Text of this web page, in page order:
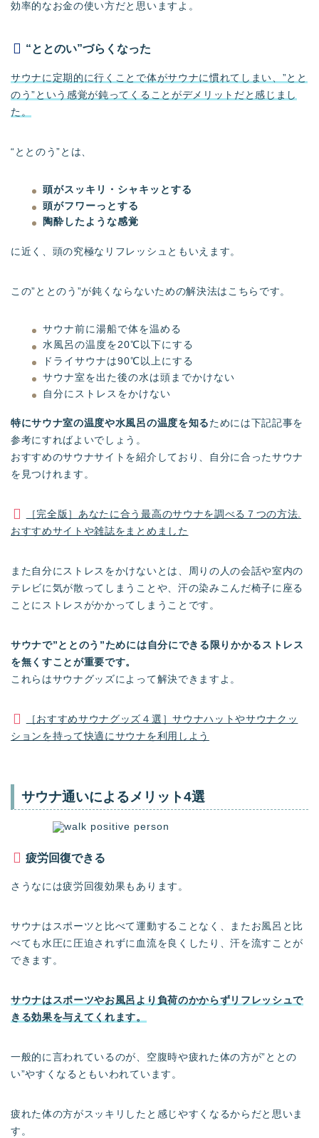
効率的なお金の使い方だと思いますよ。
“ととのい”づらくなった
サウナに定期的に行くことで体がサウナに慣れてしまい、”とと
のう”という感覚が鈍ってくることがデメリットだと感じまし
た。
“ととのう”とは、
頭がスッキリ・シャキッとする
頭がフワーっとする
陶酔したような感覚
に近く、頭の究極なリフレッシュともいえます。
この”ととのう”が鈍くならないための解決法はこちらです。
サウナ前に湯船で体を温める
水風呂の温度を20℃以下にする
ドライサウナは90℃以上にする
サウナ室を出た後の水は頭までかけない
自分にストレスをかけない
特にサウナ室の温度や水風呂の温度を知る ためには下記記事を
参考にすればよいでしょう。
おすすめのサウナサイトを紹介しており、自分に合ったサウナ
を見つけれます。
［完全版］あなたに合う最高のサウナを調べる７つの方法.
おすすめサイトや雑誌をまとめました
また自分にストレスをかけないとは、周りの人の会話や室内の
テレビに気が散ってしまうことや、汗の染みこんだ椅子に座る
ことにストレスがかかってしまうことです。
サウナで”ととのう”ためには自分にできる限りかかるストレス
を無くすことが重要です。
これらはサウナグッズによって解決できますよ。
［おすすめサウナグッズ４選］サウナハットやサウナクッ
ションを持って快適にサウナを利用しよう
サウナ通いによるメリット4選
疲労回復できる
さうなには疲労回復効果もあります。
サウナはスポーツと比べて運動することなく、またお風呂と比
べても水圧に圧迫されずに血流を良くしたり、汗を流すことが
できます。
サウナはスポーツやお風呂より負荷のかからずリフレッシュで
きる効果を与えてくれます。
一般的に言われているのが、空腹時や疲れた体の方が”ととの
い”やすくなるともいわれています。
疲れた体の方がスッキリしたと感じやすくなるからだと思いま
す。